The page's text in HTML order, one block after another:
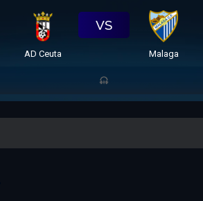
AD Ceuta
VS
Malaga